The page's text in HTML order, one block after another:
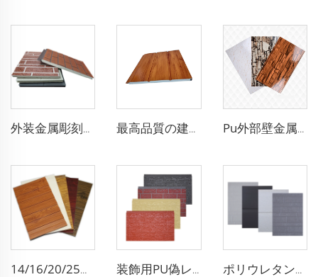
外装金属彫刻プレハブ住宅パネル金属サイディング防音ポリウレタンサンドイッチパネル 最高品質の建築資材 家の建設用建築資材 中国からの建築資材 Pu外部壁金属断熱ボードパネル ポリウレタンPu硬質フォーム断熱サンドイッチパネル
14/16/20/25mm建築用金属彫刻外壁サイディングパネル装飾天井壁ポリウレタン屋外サンドイッチパネル 装飾用PU偽レンガウォールクラッディング 防火性ポリウレタンフォームサンドイッチパネル 絶縁金属無継ぎ目ウォールパネル ポリウレタン外壁パネル ポリウレタン断熱ボード B1級防火パネル 建設用